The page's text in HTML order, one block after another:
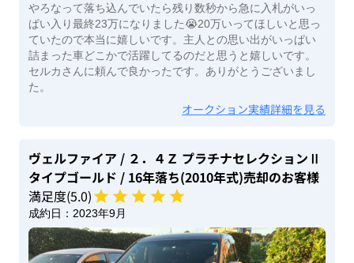
やろなって落ち込んでいたら残り数秒から急に入札がいっ
ぱい入り最終23万になりました😭20万いってほしいと思っ
ていたので本当に嬉しいです。主人との思い出がいっぱい
詰まった車どこかで活躍してるのだと思うと嬉しいです。
セルカさんに頼んで良かったです。ありがとうございまし
た。
オークション実績詳細を見る
ヴェルファイア / ２．４Ｚ プラチナセレクションⅡ
タイプゴールド / 16年落ち(2010年式)売却のお客様
満足度(5.0)
成約日： 2023年9月